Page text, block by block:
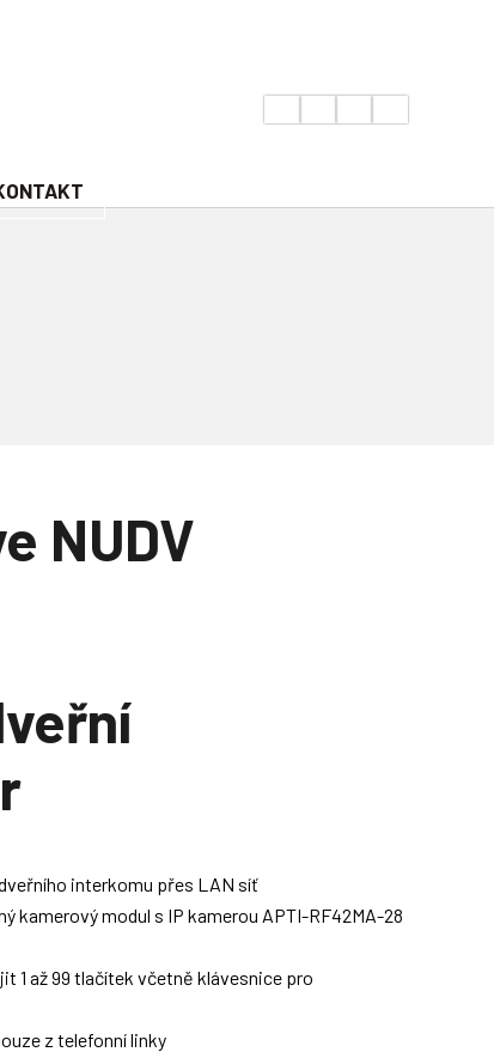
NUDV
interkomu přes LAN síť
kamerový modul s IP kamerou APTI-RF42MA-28
1 až 99 tlačítek včetně klávesnice pro
z telefonní linky